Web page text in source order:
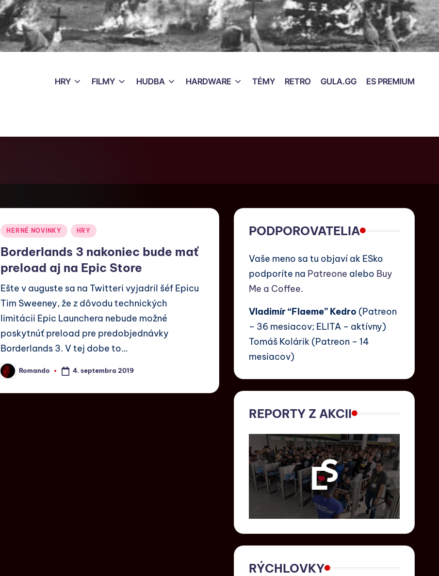
HRY FILMY HUDBA HARDWARE TÉMY RETRO GULA.GG ES PREMIUM
HERNÉ NOVINKY HRY
Borderlands 3 nakoniec bude mať
preload aj na Epic Store
Ešte v auguste sa na Twitteri vyjadril šéf Epicu
Tim Sweeney, že z dôvodu technických
limitácii Epic Launchera nebude možné
poskytnúť preload pre predobjednávky
Borderlands 3. V tej dobe to…
Romando 4. septembra 2019
PODPOROVATELIA
Vaše meno sa tu objaví ak ESko
podporíte na Patreone alebo Buy
Me a Coffee.
Vladimír “Flaeme” Kedro (Patreon
– 36 mesiacov; ELITA – aktívny)
Tomáš Kolárik (Patreon – 14
mesiacov)
REPORTY Z AKCII
RÝCHLOVKY